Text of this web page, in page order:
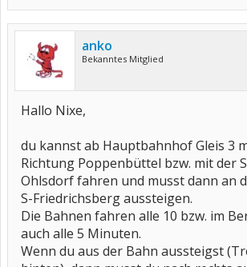
anko
Bekanntes Mitglied
Hallo Nixe,
du kannst ab Hauptbahnhof Gleis 3
Richtung Poppenbüttel bzw. mit der
Ohlsdorf fahren und musst dann an
S-Friedrichsberg aussteigen.
Die Bahnen fahren alle 10 bzw. im
auch alle 5 Minuten.
Wenn du aus der Bahn aussteigst